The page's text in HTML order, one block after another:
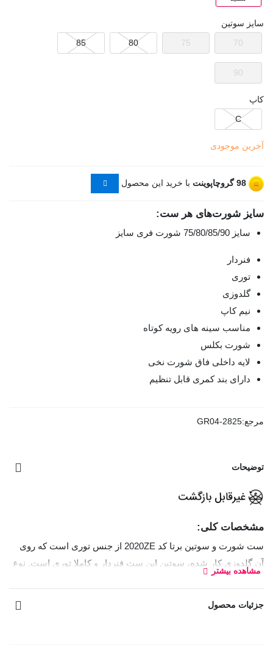
سایز سوتین
70
75
80
85
90
کاپ
C
آخرین موجودی
98گروچاپوینت با خرید این محصول
سایز شورت‌های هر ست:
سایز 75/80/85/90 شورت فری سایز
فنردار
توری
گلدوزی
نیم کاپ
مناسب سینه های رویه کوتاه
شورت بکلس
لایه داخلی فاق شورت نخی
دارای بند کمری قابل تنظیم
مرجع:GR04-2825
توضیحات
مشخصات کلی:
ست شورت و سوتین برتا کد 2020ZE از جنس توری است که روی
آن گلدوزی کار شده، سوتین این ست فنردار و کاملا توری است. نوع
سوتین رویه سینه کوتاه
مشاهده بیشتر
جزئیات محصول